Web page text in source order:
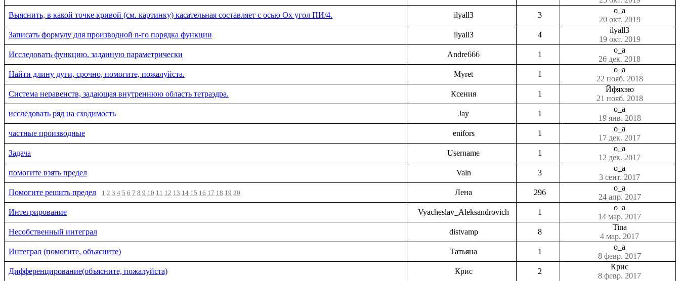
Выяснить, в какой точке кривой (см. картинку) касательная составляет с осью Оx угол ПИ/4.
ilyall3 3
o_a
20 окт. 2019
Записать формулу для производной n-го порядка функции
ilyall3 4
ilyall3
19 окт. 2019
Исследовать функцию, заданную параметрически
Andre666 1
o_a
26 дек. 2018
Найти длину дуги, срочно, помогите, пожалуйста.
Myret 1
o_a
22 нояб. 2018
Система неравенств, задающая внутреннюю область тетраэдра.
Ксения 1
Йфяхэю
21 нояб. 2018
исследовать ряд на сходимость
Jay 1
o_a
19 янв. 2018
частные производные
enifors 1
o_a
17 дек. 2017
Задача
Username 1
o_a
12 дек. 2017
помогите взять предел
Valn 3
o_a
3 сент. 2017
Помогите решить предел
1 2 3 4 5 6 7 8 9 10 11 12 13 14 15 16 17 18 19 20 Лена 296
o_a
24 апр. 2017
Интегрирование
Vyacheslav_Aleksandrovich 1
o_a
14 мар. 2017
Несобственный интеграл
distvamp 8
Tina
4 мар. 2017
Интеграл (помогите, объясните)
Татьяна 1
o_a
8 февр. 2017
Дифференцирование(объясните, пожалуйста)
Крис 2
Крис
8 февр. 2017